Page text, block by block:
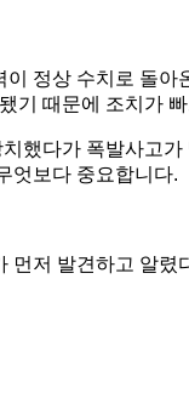
정상 수치로 돌
기 때문에 조치가
했다가 폭발사고
엇보다 중요합니다.
저 발견하고 알렸